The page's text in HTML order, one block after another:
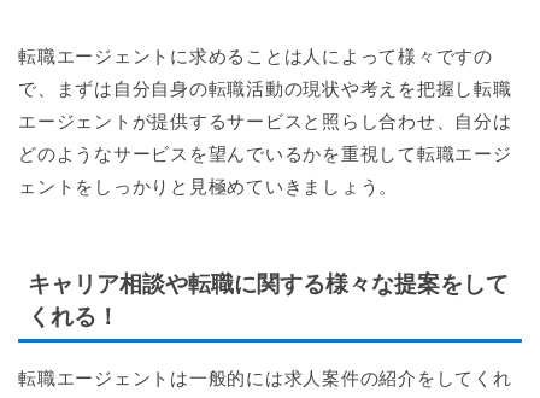
転職エージェントに求めることは人によって様々ですの
で、まずは自分自身の転職活動の現状や考えを把握し転職
エージェントが提供するサービスと照らし合わせ、自分は
どのようなサービスを望んでいるかを重視して転職エージ
ェントをしっかりと見極めていきましょう。
キャリア相談や転職に関する様々な提案をして
くれる！
転職エージェントは一般的には求人案件の紹介をしてくれ